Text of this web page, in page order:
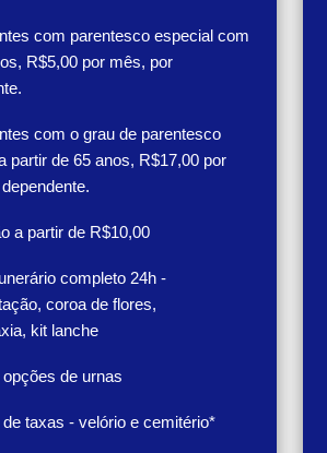
com parentesco especial com
R$5,00 por mês, por
com o grau de parentesco
partir de 65 anos, R$17,00 por
a partir de R$10,00
completo 24h -
coroa de flores,
kit lanche
de urnas
taxas - velório e cemitério*